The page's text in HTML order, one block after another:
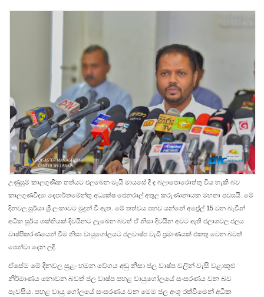
උණුසුම් කාලගුණික තත්යට එලබෙන මැයි මායසේ දී ද බලාපොරොත්තු විය හැකි බව
කාලගුණවිද්‍යා දෙපාර්තමේන්තු අධ්‍යක්ෂ ජෙනරාල් අතුල කරුණානායක මහතා පවසයි. මේ
දිනවල සුර්යා ශ්‍රී ලංකාවට මුදුන් වී ඇත. මේ තත්වය පහව යන්නේ අප්‍රේල් 15 වන බැවින්
අධික සුර්ය ශක්තියක් දිවයිනට ලැබෙන බවත් ඒ නිසා දිවයින අවට ඇති ජලාශවල ජලය
වාෂ්පීකරණයෙන් වීම නිසා වායුගෝලයට ජලවාෂ්ප වැඩි ප්‍රමාණයක් එකතු වෙන බවත්
පෙන්වා දෙන ලදී.
ඒසේම මේ දිනවල සුළං හමන වේගය අඩු නිසා ජල වාෂ්ප වලින් වැසි වළාකුළු
නිර්මාණය නොවන බවත් ජල වාෂ්ප පහළ වායුගෝලයේ සංසරණය වන බව
පැවසීය. පහළ වායු ගෝලයේ සංසරණය වන මෙම ජල අංශු රත්වීමෙන් අධික